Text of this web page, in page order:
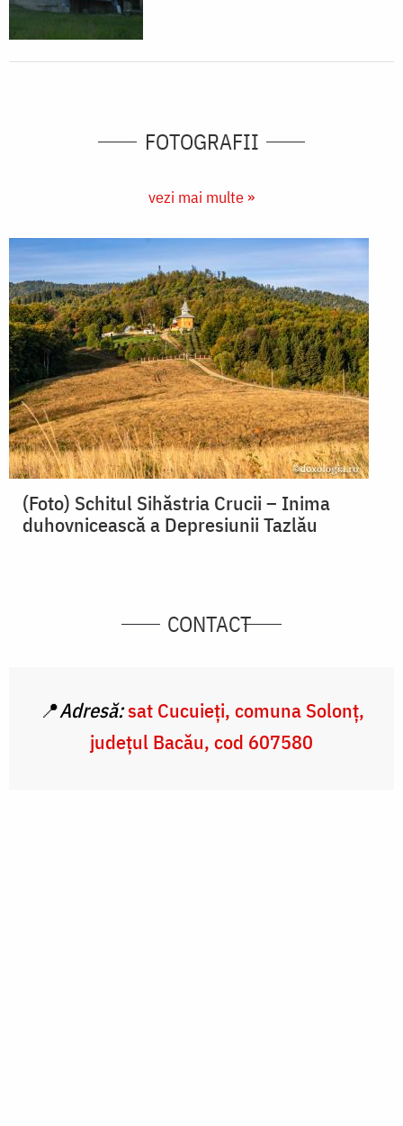
FOTOGRAFII
vezi mai multe »
(Foto) Schitul Sihăstria Crucii – Inima
duhovnicească a Depresiunii Tazlău
CONTACT
📍Adresă: sat Cucuieți, comuna Solonț,
județul Bacău, cod 607580